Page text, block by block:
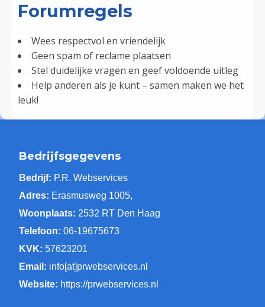
Forumregels
Wees respectvol en vriendelijk
Geen spam of reclame plaatsen
Stel duidelijke vragen en geef voldoende uitleg
Help anderen als je kunt – samen maken we het
leuk!
Bedrijfsgegevens
Bedrijf: P.R. Webservices
Adres: Erasmusweg 1005,
Woonplaats: 2532 RT Den Haag
Telefoon: 06-19675673
KVK: 57623201
Email: info[at]prwebservices.nl
Website: https://prwebservices.nl